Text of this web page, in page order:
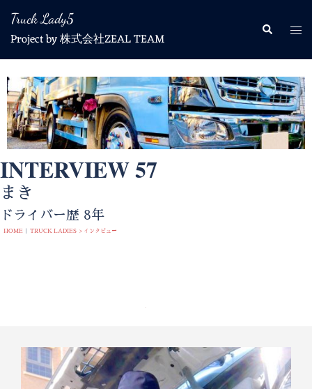
Truck Lady5
Project by 株式会社ZEAL TEAM
INTERVIEW 57
まき
ドライバー歴 8年
HOME TRUCK LADIES > インタビュー